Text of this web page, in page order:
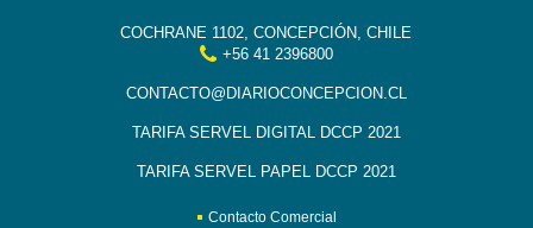
COCHRANE 1102, CONCEPCIÓN, CHILE
+56 41 2396800
CONTACTO@DIARIOCONCEPCION.CL
TARIFA SERVEL DIGITAL DCCP 2021
TARIFA SERVEL PAPEL DCCP 2021
Contacto Comercial